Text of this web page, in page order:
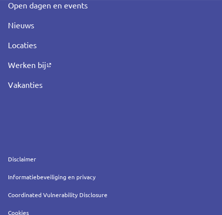
Open dagen en events
Nieuws
Locaties
Werken bij
Vakanties
Service
Disclaimer
Informatiebeveiliging en privacy
Coordinated Vulnerability Disclosure
Cookies